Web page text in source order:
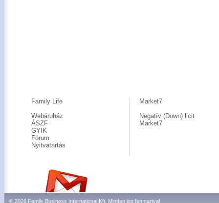
Family Life
Webáruház
ÁSZF
GYIK
Fórum
Nyitvatartás
Market7
Negatív (Down) licit
Market7
© 2026 Family Business International Kft. Minden jog fenntartva!